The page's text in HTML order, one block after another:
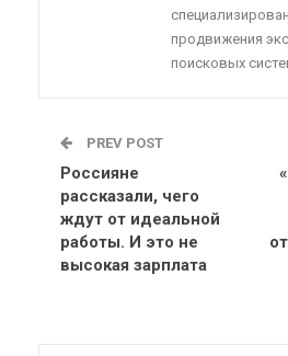
продвижения
поисковых
PREV POST
Россияне
рассказали, чего
ждут от идеальной
работы. И это не
высокая зарплата